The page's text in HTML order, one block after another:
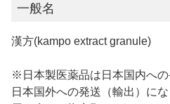
一般名
漢方(kampo extract granule)
※日本製医薬品は日本国内へ
日本国外への発送（輸出）に